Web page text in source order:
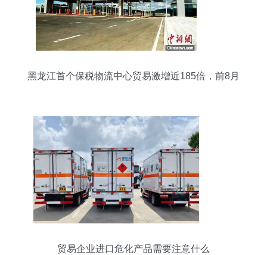
黑龙江首个保税物流中心贸易激增近185倍，前8月
贸易企业进口危化产品需要注意什么